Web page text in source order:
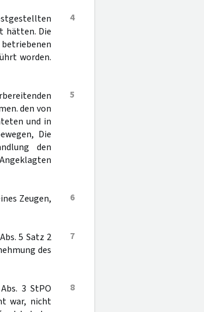
4
hätten. Die
worden.
5
den von
und in
Die
den
6
Zeugen,
7
5 Satz 2
des
8
3 StPO
war, nicht